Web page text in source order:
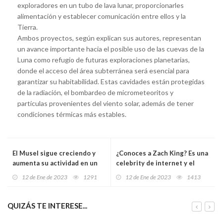
exploradores en un tubo de lava lunar, proporcionarles
alimentación y establecer comunicación entre ellos y la
Tierra.
Ambos proyectos, según explican sus autores, representan
un avance importante hacia el posible uso de las cuevas de la
Luna como refugio de futuras exploraciones planetarias,
donde el acceso del área subterránea será esencial para
garantizar su habitabilidad. Estas cavidades están protegidas
de la radiación, el bombardeo de micrometeoritos y
partículas provenientes del viento solar, además de tener
condiciones térmicas más estables.
El Musel sigue creciendo y
aumenta su actividad en un
12 de Ene de 2023 1291
¿Conoces a Zach King? Es una
celebrity de internet y el
12 de Ene de 2023 1413
QUIZÁS TE INTERESE...